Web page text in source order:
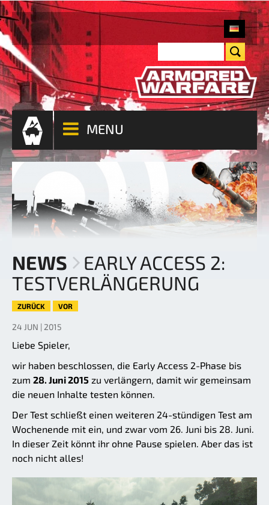
MENU
NEWS
EARLY ACCESS 2:
TESTVERLÄNGERUNG
ZURÜCK VOR
24 JUN | 2015
Liebe Spieler,
wir haben beschlossen, die Early Access 2-Phase bis
zum 28. Juni 2015 zu verlängern, damit wir gemeinsam
die neuen Inhalte testen können.
Der Test schließt einen weiteren 24-stündigen Test am
Wochenende mit ein, und zwar vom 26. Juni bis 28. Juni.
In dieser Zeit könnt ihr ohne Pause spielen. Aber das ist
noch nicht alles!